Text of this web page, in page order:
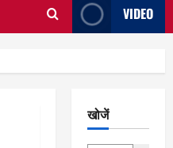
VIDEO
खोजें